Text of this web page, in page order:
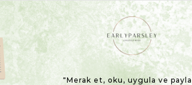
"Merak et, oku, uygula ve